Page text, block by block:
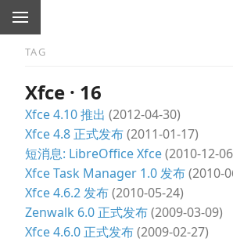
TAG
Xfce · 16
Xfce 4.10 推出 (2012-04-30)
Xfce 4.8 正式发布(2011-01-17)
短消息: LibreOffice Xfce(2010-12-
Xfce Task Manager 1.0 发布(2010-
Xfce 4.6.2 发布(2010-05-24)
Zenwalk 6.0 正式发布(2009-03-09)
Xfce 4.6.0 正式发布(2009-02-27)